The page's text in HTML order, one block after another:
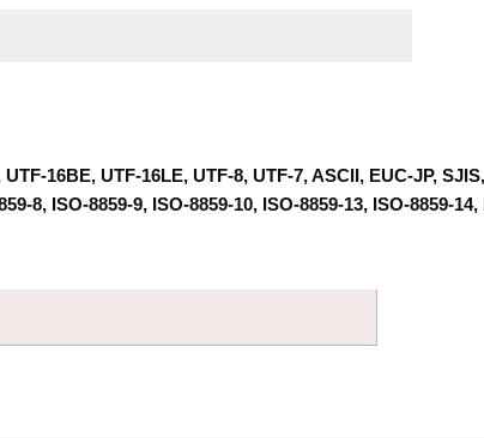
16BE, UTF-16LE, UTF-8, UTF-7, ASCII, EUC-JP,
8, ISO-8859-9, ISO-8859-10, ISO-8859-13, ISO-8859-